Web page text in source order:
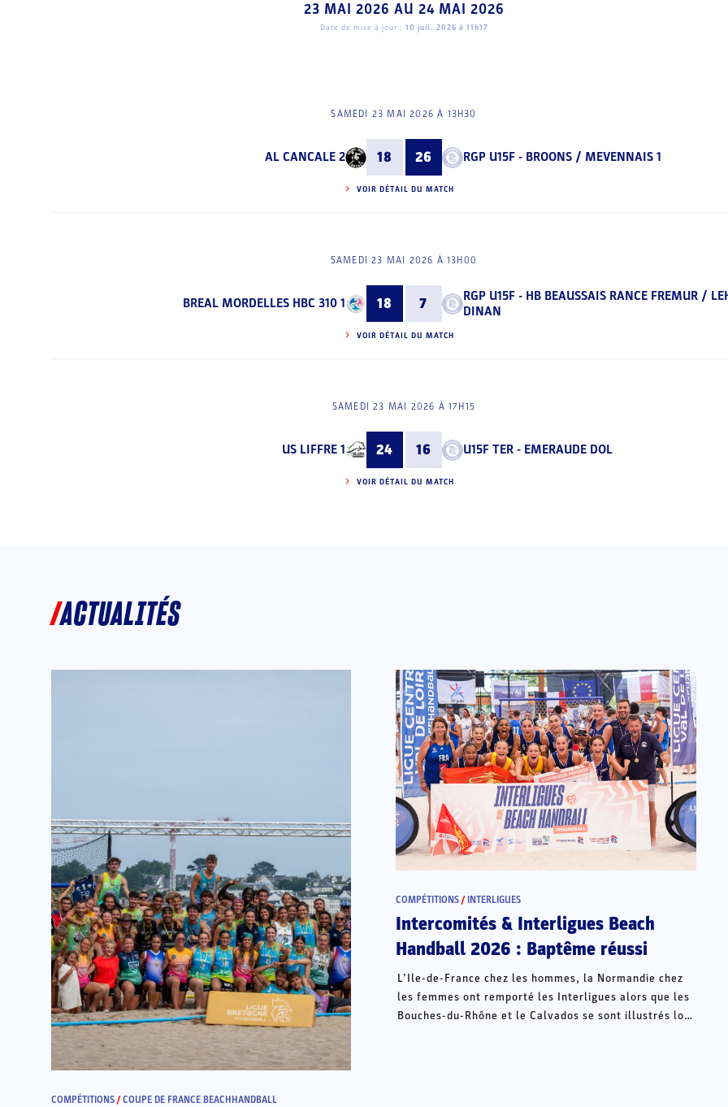
23 MAI 2026 AU 24 MAI 2026
Date de mise à jour : 10 juil. 2026 à 11h17
SAMEDI 23 MAI 2026 À 13H30
AL CANCALE 2 18 26 RGP U15F - BROONS / MEVENNAIS 1
VOIR DÉTAIL DU MATCH
SAMEDI 23 MAI 2026 À 13H00
BREAL MORDELLES HBC 310 1 18 7
RGP U15F - HB BEAUSSAIS RANCE FREMUR /
DINAN
VOIR DÉTAIL DU MATCH
SAMEDI 23 MAI 2026 À 17H15
US LIFFRE 1 24 16 U15F TER - EMERAUDE DOL
VOIR DÉTAIL DU MATCH
ACTUALITÉS
COMPÉTITIONS /COUPE DE FRANCE BEACHHANDBALL
COMPÉTITIONS / INTERLIGUES
Intercomités & Interligues Beach
Handball 2026 : Baptême réussi
L’Ile-de-France chez les hommes, la Normandie chez
les femmes ont remporté les Interligues alors que les
Bouches-du-Rhône et le Calvados se sont illustrés lors